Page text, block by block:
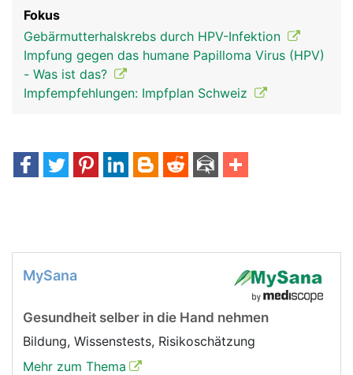
Fokus
Gebärmutterhalskrebs durch HPV-Infektion
Impfung gegen das humane Papilloma Virus (HPV)
- Was ist das?
Impfempfehlungen: Impfplan Schweiz
MySana
Gesundheit selber in die Hand nehmen
Bildung, Wissenstests, Risikoschätzung
Mehr zum Thema